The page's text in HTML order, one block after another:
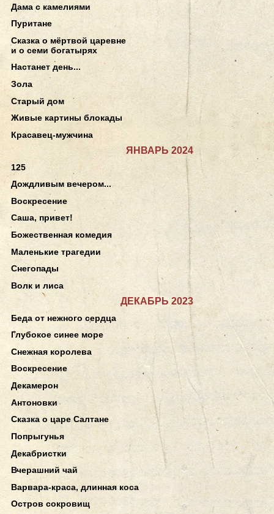
Дама с камелиями
Пуритане
Сказка о мёртвой царевне
и о семи богатырях
Настанет день...
Зола
Старый дом
Живые картины блокады
Красавец-мужчина
ЯНВАРЬ 2024
125
Дождливым вечером...
Воскресение
Саша, привет!
Божественная комедия
Маленькие трагедии
Снегопады
Волк и лиса
ДЕКАБРЬ 2023
Беда от нежного сердца
Глубокое синее море
Снежная королева
Воскресение
Декамерон
Антоновки
Сказка о царе Салтане
Попрыгунья
Декабристки
Вчерашний чай
Варвара-краса, длинная коса
Остров сокровищ